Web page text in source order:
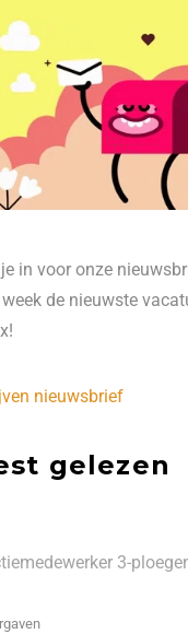
in voor onze
de nieuwste
nieuwsbrief
gelezen
3-